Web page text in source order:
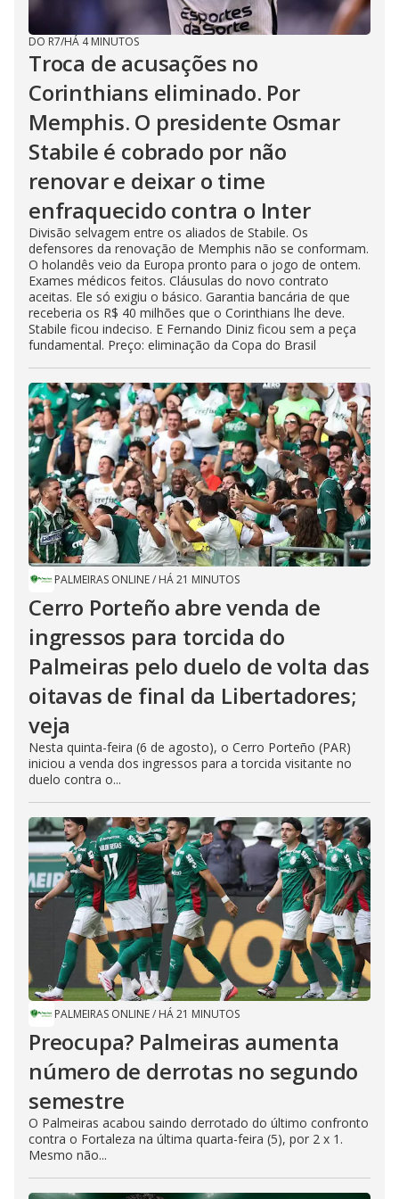
DO R7/HÁ 4 MINUTOS
Troca de acusações no
Corinthians eliminado. Por
Memphis. O presidente Osmar
Stabile é cobrado por não
renovar e deixar o time
enfraquecido contra o Inter
Divisão selvagem entre os aliados de Stabile. Os
defensores da renovação de Memphis não se conformam.
O holandês veio da Europa pronto para o jogo de ontem.
Exames médicos feitos. Cláusulas do novo contrato
aceitas. Ele só exigiu o básico. Garantia bancária de que
receberia os R$ 40 milhões que o Corinthians lhe deve.
Stabile ficou indeciso. E Fernando Diniz ficou sem a peça
fundamental. Preço: eliminação da Copa do Brasil
PALMEIRAS ONLINE/ HÁ 21 MINUTOS
Cerro Porteño abre venda de
ingressos para torcida do
Palmeiras pelo duelo de volta das
oitavas de final da Libertadores;
veja
Nesta quinta-feira (6 de agosto), o Cerro Porteño (PAR)
iniciou a venda dos ingressos para a torcida visitante no
duelo contra o...
PALMEIRAS ONLINE/ HÁ 21 MINUTOS
Preocupa? Palmeiras aumenta
número de derrotas no segundo
semestre
O Palmeiras acabou saindo derrotado do último confronto
contra o Fortaleza na última quarta-feira (5), por 2 x 1.
Mesmo não...